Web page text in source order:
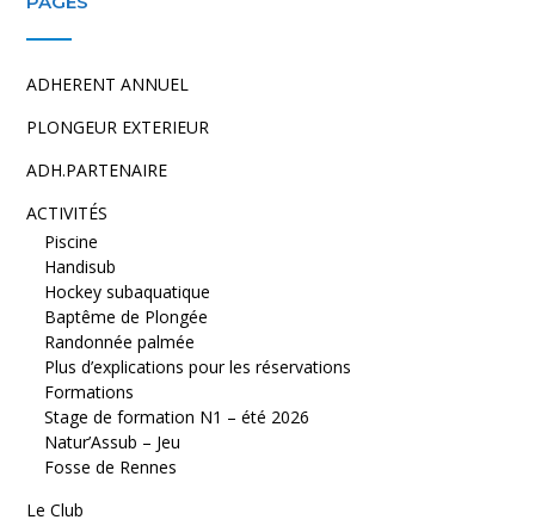
ADHERENT ANNUEL
PLONGEUR EXTERIEUR
ADH.PARTENAIRE
ACTIVITÉS
Piscine
Handisub
Hockey subaquatique
Baptême de Plongée
Randonnée palmée
Plus d’explications pour les réservations
Formations
Stage de formation N1 – été 2026
Natur’Assub – Jeu
Fosse de Rennes
Le Club